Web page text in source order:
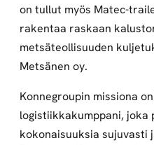
on tullut myös Matec-
rakentaa raskaan
metsäteollisuuden
Metsänen oy.
Konnegroupin missiona
logistiikkakumppani, joka
kokonaisuuksia sujuvasti